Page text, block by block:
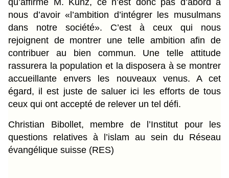
qu’affirme M. Kunz, ce n’est donc pas d’abord à
nous d’avoir «l’ambition d’intégrer les musulmans
dans notre société». C’est à ceux qui nous
rejoignent de montrer une telle ambition afin de
contribuer au bien commun. Une telle attitude
rassurera la population et la disposera à se montrer
accueillante envers les nouveaux venus. A cet
égard, il est juste de saluer ici les efforts de tous
ceux qui ont accepté de relever un tel défi.
Christian Bibollet, membre de l’Institut pour les
questions relatives à l’islam au sein du Réseau
évangélique suisse (RES)